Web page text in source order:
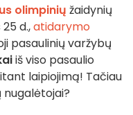
olimpinių žaidynių
d.,atidarymo
pasaulinių varžybų
iš viso pasaulio
laipiojimą! Tačiau
nugalėtojai?